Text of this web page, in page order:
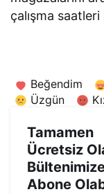
çalışma
Beğendim
Üzgün
Tamamen
Ücretsiz
Abone